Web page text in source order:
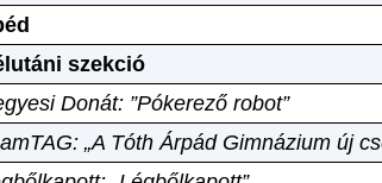
szekció
Donát: ”Pókerező robot”
„A Tóth Árpád Gimnázium új